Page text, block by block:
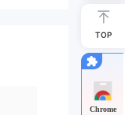
TOP
Chrome